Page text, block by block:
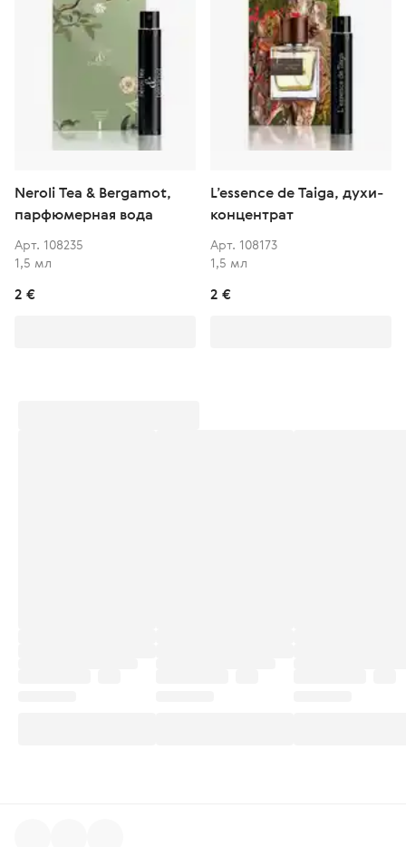
Neroli Tea & Bergamot,
парфюмерная вода
Арт. 108235
1,5 мл
2 €
L’essence de Taiga, духи-
концентрат
Арт. 108173
1,5 мл
2 €